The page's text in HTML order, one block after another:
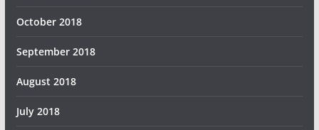
October 2018
September 2018
August 2018
July 2018